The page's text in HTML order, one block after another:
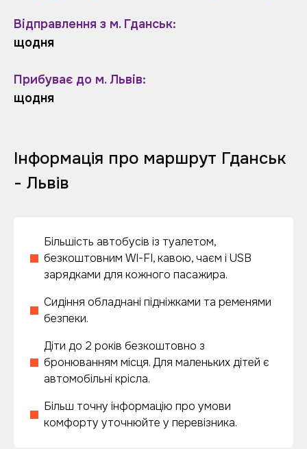
Відправлення з м. Гданськ:
щодня
Прибуває до м. Львів:
щодня
Інформація про маршрут Гданськ
- Львів
Більшість автобусів із туалетом,
безкоштовним WI-FI, кавою, чаєм і USB
зарядками для кожного пасажира.
Сидіння обладнані підніжками та ременями
безпеки.
Діти до 2 років безкоштовно з
бронюванням місця. Для маленьких дітей є
автомобільні крісла.
Більш точну інформацію про умови
комфорту уточнюйте у перевізника.